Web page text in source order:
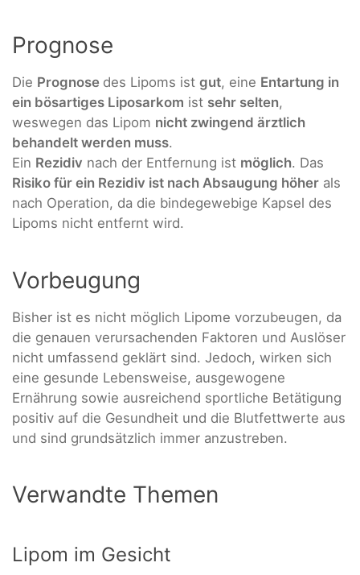
Prognose
Die Prognose des Lipoms ist gut, eine Entartung in
ein bösartiges Liposarkom ist sehr selten,
weswegen das Lipom nicht zwingend ärztlich
behandelt werden muss.
Ein Rezidiv nach der Entfernung ist möglich. Das
Risiko für ein Rezidiv ist nach Absaugung höher als
nach Operation, da die bindegewebige Kapsel des
Lipoms nicht entfernt wird.
Vorbeugung
Bisher ist es nicht möglich Lipome vorzubeugen, da
die genauen verursachenden Faktoren und Auslöser
nicht umfassend geklärt sind. Jedoch, wirken sich
eine gesunde Lebensweise, ausgewogene
Ernährung sowie ausreichend sportliche Betätigung
positiv auf die Gesundheit und die Blutfettwerte aus
und sind grundsätzlich immer anzustreben.
Verwandte Themen
Lipom im Gesicht